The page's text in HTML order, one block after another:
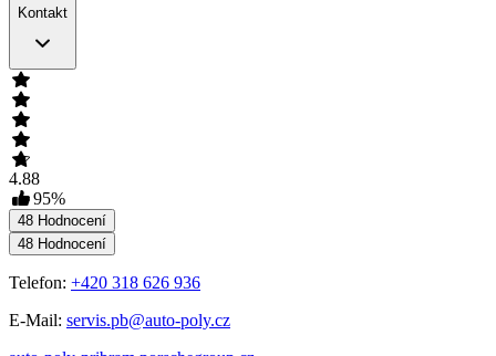
Kontakt
4.88
95%
48 Hodnocení
48 Hodnocení
Telefon: +420 318 626 936
E-Mail: servis.pb@auto-poly.cz